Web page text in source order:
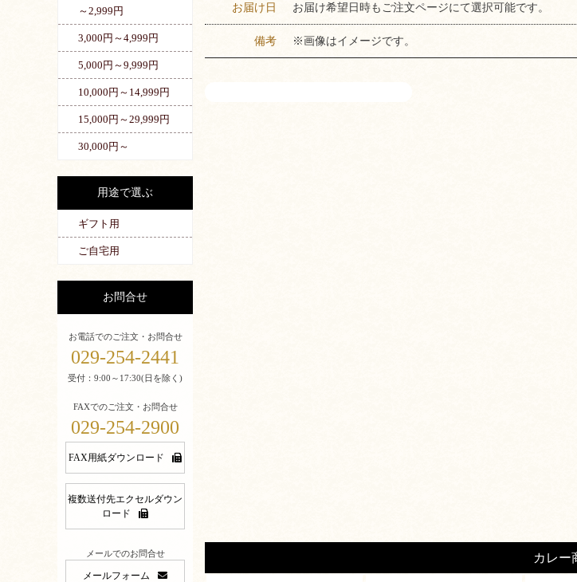
～2,999円
3,000円～4,999円
5,000円～9,999円
10,000円～14,999円
15,000円～29,999円
30,000円～
用途で選ぶ
ギフト用
ご自宅用
お問合せ
お電話でのご注文・お問合せ
029-254-2441
受付：9:00～17:30(日を除く)
FAXでのご注文・お問合せ
029-254-2900
FAX用紙ダウンロード
複数送付先エクセルダウン
ロード
メールでのお問合せ
メールフォーム
お届け日 お届け希望日時もご注文ページにて選択可能です。
備考 ※画像はイメージです。
カレー